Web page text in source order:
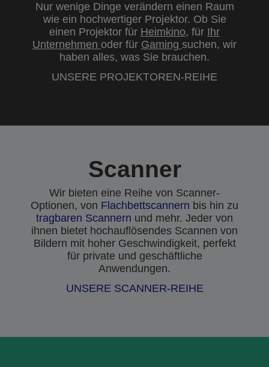
Nur wenige Dinge verändern einen Raum
wie ein hochwertiger Projektor. Ob Sie
einen Projektor für Heimkino, für Ihr
Unternehmen oder für Gaming suchen, wir
haben alles, was Sie brauchen.
UNSERE PROJEKTOREN-REIHE
Scanner
Wir bieten eine Reihe von Scanner-
Optionen, von Flachbettscannern bis hin zu
tragbaren Scannern und mehr. Jeder von
ihnen bietet hochauflösendes Scannen von
Bildern mit hoher Geschwindigkeit, perfekt
für private und geschäftliche
Anwendungen.
UNSERE SCANNER-REIHE